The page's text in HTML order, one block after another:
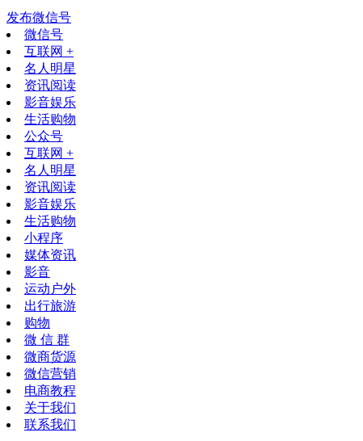
发布微信号
微信号
互联网 +
名人明星
资讯阅读
影音娱乐
生活购物
公众号
互联网 +
名人明星
资讯阅读
影音娱乐
生活购物
小程序
媒体资讯
影音
运动户外
出行旅游
购物
微 信 群
微商货源
微信营销
电商教程
关于我们
联系我们